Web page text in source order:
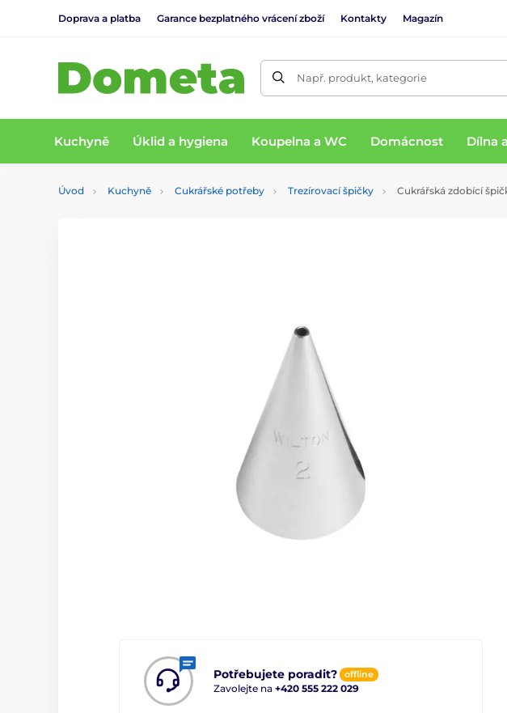
Doprava a platba Garance bezplatného vrácení zboží Kontakty Magazín
Např. produkt, kategorie
Kuchyně Úklid a hygiena Koupelna a WC Domácnost Dílna
Úvod Kuchyně Cukrářské potřeby Trezírovací špičky Cukrářská zdobící
Potřebujete poradit? offline
Zavolejte na +420 555 222 029